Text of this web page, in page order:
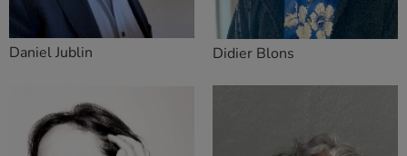
Daniel Jublin Didier Blons